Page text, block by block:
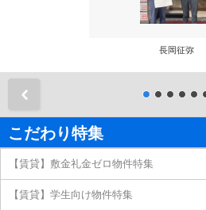
長岡征弥
こだわり特集
【賃貸】敷金礼金ゼロ物件特集
【賃貸】学生向け物件特集